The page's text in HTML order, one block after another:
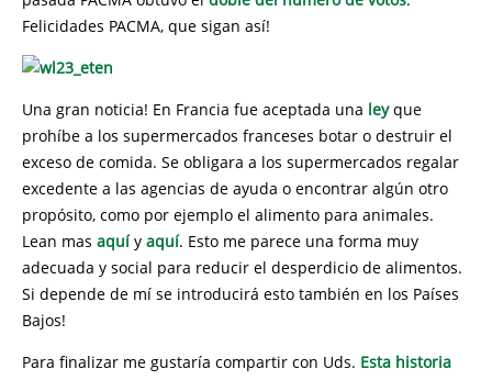
Felicidades PACMA, que sigan así!
Una gran noticia! En Francia fue aceptada una leyque
prohíbe a los supermercados franceses botar o destruir el
exceso de comida. Se obligara a los supermercados regalar
excedente a las agencias de ayuda o encontrar algún otro
propósito, como por ejemplo el alimento para animales.
Lean mas aquíy aquí. Esto me parece una forma muy
adecuada y social para reducir el desperdicio de alimentos.
Si depende de mí se introducirá esto también en los Países
Bajos!
Para finalizar me gustaría compartir con Uds. Esta historia